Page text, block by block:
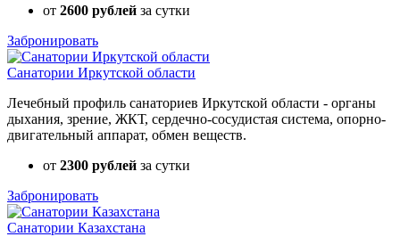
от 2600 рублей за сутки
Забронировать
Санатории Иркутской области
Лечебный профиль санаториев Иркутской области - органы
дыхания, зрение, ЖКТ, сердечно-сосудистая система, опорно-
двигательный аппарат, обмен веществ.
от 2300 рублей за сутки
Забронировать
Санатории Казахстана